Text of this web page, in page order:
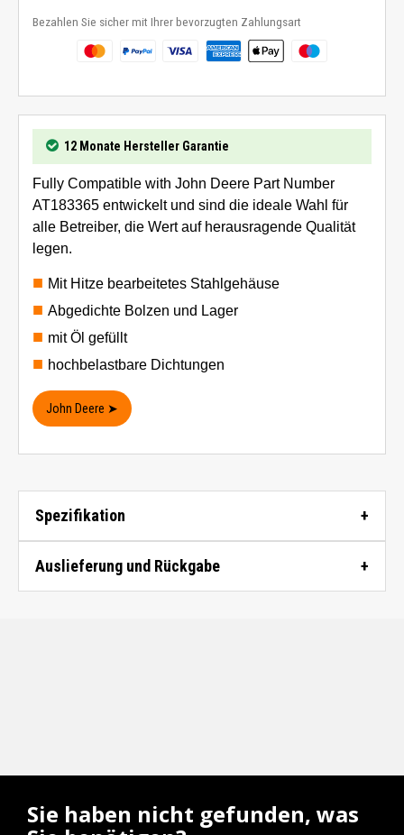
Bezahlen Sie sicher mit Ihrer bevorzugten Zahlungsart
12 Monate Hersteller Garantie
Fully Compatible with John Deere Part Number
AT183365 entwickelt und sind die ideale Wahl für
alle Betreiber, die Wert auf herausragende Qualität
legen.
Mit Hitze bearbeitetes Stahlgehäuse
Abgedichte Bolzen und Lager
mit Öl gefüllt
hochbelastbare Dichtungen
John Deere ➤
Spezifikation
Auslieferung und Rückgabe
Sie haben nicht gefunden, was